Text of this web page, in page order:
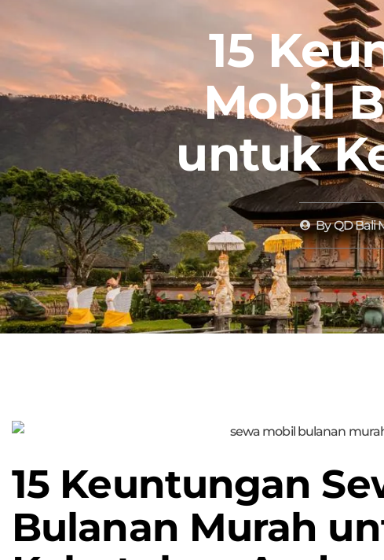
15
Mobil
untuk
ByQD Bali
15 Keuntungan
Bulanan Murah